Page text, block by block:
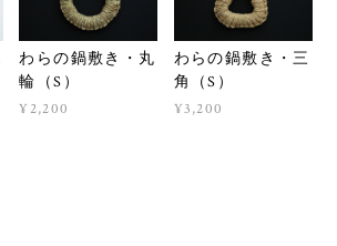
わらの鍋敷き・丸
輪（S）
¥2,200
わらの鍋敷き・三
角（S）
¥3,200